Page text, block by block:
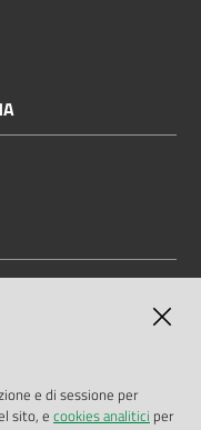
e di sessione per
sito, e cookies analitici per